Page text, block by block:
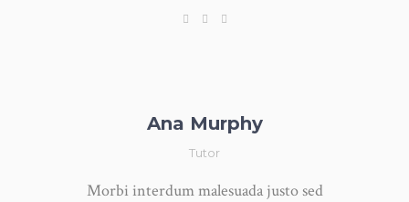
Ana Murphy
Tutor
Morbi interdum malesuada justo sed